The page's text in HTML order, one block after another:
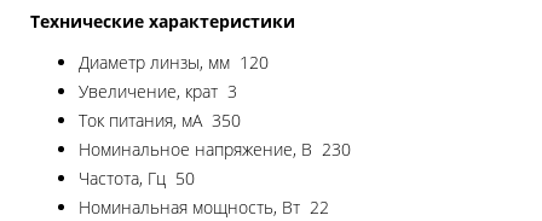
Технические характеристики
Диаметр линзы, мм 120
Увеличение, крат 3
Ток питания, мА 350
Номинальное напряжение, В 230
Частота, Гц 50
Номинальная мощность, Вт 22